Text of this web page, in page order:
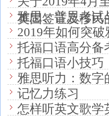
英国签证及移民
雅思、普思考试
2019年如何突破
托福口语高分备
托福口语小技巧
雅思听力：数字
记忆力练习
怎样听英文歌学